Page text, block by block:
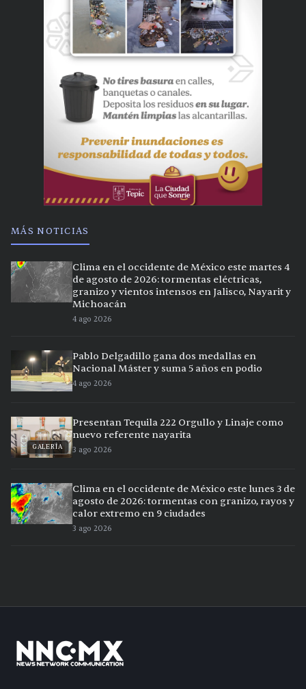
MÁS NOTICIAS
Clima en el occidente de México este martes 4
de agosto de 2026: tormentas eléctricas,
granizo y vientos intensos en Jalisco, Nayarit y
Michoacán
4 ago 2026
Pablo Delgadillo gana dos medallas en
Nacional Máster y suma 5 años en podio
4 ago 2026
GALERÍA
Presentan Tequila 222 Orgullo y Linaje como
nuevo referente nayarita
3 ago 2026
Clima en el occidente de México este lunes 3 de
agosto de 2026: tormentas con granizo, rayos y
calor extremo en 9 ciudades
3 ago 2026